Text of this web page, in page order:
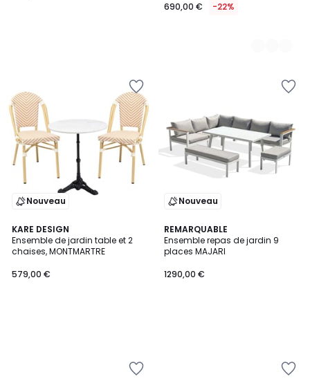
690,00 € -22%
Nouveau
KARE DESIGN
Ensemble de jardin table et 2
chaises, MONTMARTRE
579,00 €
Nouveau
REMARQUABLE
Ensemble repas de jardin 9
places MAJARI
1290,00 €